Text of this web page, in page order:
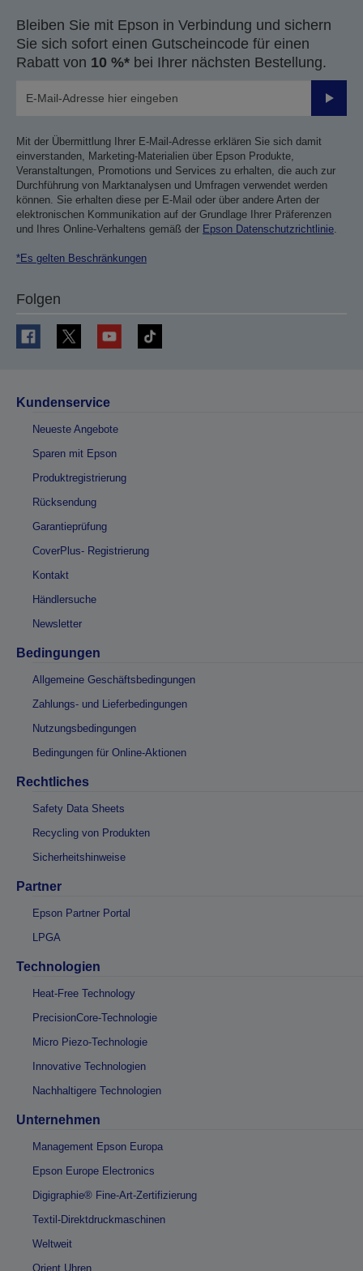
Bleiben Sie mit Epson in Verbindung und sichern
Sie sich sofort einen Gutscheincode für einen
Rabatt von 10 %* bei Ihrer nächsten Bestellung.
Mit der Übermittlung Ihrer E-Mail-Adresse erklären Sie sich damit
einverstanden, Marketing-Materialien über Epson Produkte,
Veranstaltungen, Promotions und Services zu erhalten, die auch zur
Durchführung von Marktanalysen und Umfragen verwendet werden
können. Sie erhalten diese per E-Mail oder über andere Arten der
elektronischen Kommunikation auf der Grundlage Ihrer Präferenzen
und Ihres Online-Verhaltens gemäß der Epson Datenschutzrichtlinie.
*Es gelten Beschränkungen
Folgen
Kundenservice
Neueste Angebote
Sparen mit Epson
Produktregistrierung
Rücksendung
Garantieprüfung
CoverPlus- Registrierung
Kontakt
Händlersuche
Newsletter
Bedingungen
Allgemeine Geschäftsbedingungen
Zahlungs- und Lieferbedingungen
Nutzungsbedingungen
Bedingungen für Online-Aktionen
Rechtliches
Safety Data Sheets
Recycling von Produkten
Sicherheitshinweise
Partner
Epson Partner Portal
LPGA
Technologien
Heat-Free Technology
PrecisionCore-Technologie
Micro Piezo-Technologie
Innovative Technologien
Nachhaltigere Technologien
Unternehmen
Management Epson Europa
Epson Europe Electronics
Digigraphie® Fine-Art-Zertifizierung
Textil-Direktdruckmaschinen
Weltweit
Orient Uhren